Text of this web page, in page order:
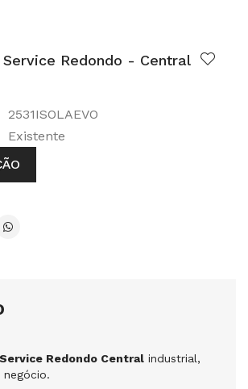
Redondo - Central
2531ISOLAEVO
Existente
Redondo Central industrial,